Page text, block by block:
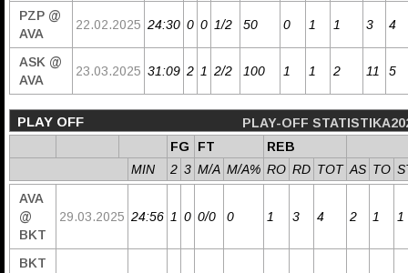
PZP @
AVA
22.02.2025 24:30 0 0 1/2 50 0 1 1 3 4
ASK @
AVA
23.03.2025 31:09 2 1 2/2 100 1 1 2 11 5
PLAY OFF
PLAY-OFF
FG
FT
REB
MIN
2 3 M/A M/A% RO RD TOT AS TO
AVA
@
BKT
29.03.2025 24:56 1 0 0/0 0 1 3 4 2 1 1
BKT